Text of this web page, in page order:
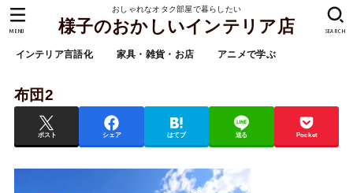
おしゃれなオタク部屋で暮らしたい
様子のおかしいインテリア店
インテリア言語化 家具・雑貨・お店 アニメで学ぶ
SEARCH
MENU
布団2
ポスト シェア はてブ 送る Pocket